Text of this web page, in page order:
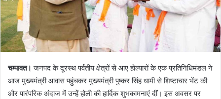
चम्पावत।जनपद के दूरस्थ पर्वतीय क्षेत्रों से आए होल्यारों के एक प्रतिनिधिमंडल ने
आज मुख्यमंत्री आवास पहुंचकर मुख्यमंत्री पुष्कर सिंह धामी से शिष्टाचार भेंट की
और पारंपरिक अंदाज में उन्हें होली की हार्दिक शुभकामनाएं दीं। इस अवसर पर